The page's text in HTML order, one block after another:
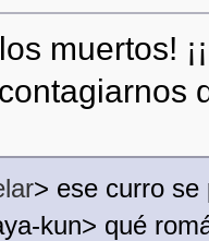
muertos!
> ese curro se
kun> qué